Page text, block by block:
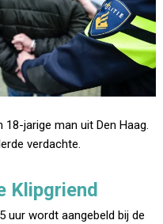
jarige man uit Den Haag.
verdachte.
Klipgriend
uur wordt aangebeld bij de